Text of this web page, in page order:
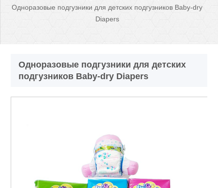
Одноразовые подгузники для детских подгузников Baby-dry
Diapers
Одноразовые подгузники для детских
подгузников Baby-dry Diapers